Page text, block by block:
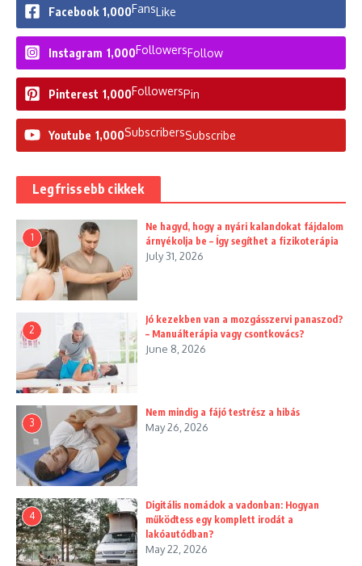
Facebook 1,000FansLike
Instagram 1,000FollowersFollow
Pinterest 1,000FollowersPin
Youtube 1,000SubscribersSubscribe
Legfrissebb cikkek
1
Ne hagyd, hogy a nyári kalandokat fájdalom
árnyékolja be – Így segíthet a fizikoterápia
July 31, 2026
2
Jó kezekben van a mozgásszervi panaszod?
– Manuálterápia vagy csontkovács?
June 8, 2026
3
Nem mindig a fájó testrész a hibás
May 26, 2026
4
Digitális nomádok a vadonban: Hogyan
működtess egy komplett irodát a
lakóautódban?
May 22, 2026